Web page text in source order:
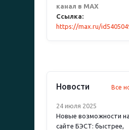
канал в MAX
Ссылка:
https://max.ru/
Новости Все
24 июля 2025
Новые возможности на
сайте БЭСТ: быстрее,